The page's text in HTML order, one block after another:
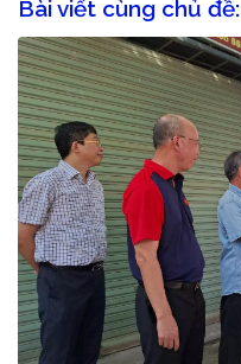
Bài viết cùng chủ đề: